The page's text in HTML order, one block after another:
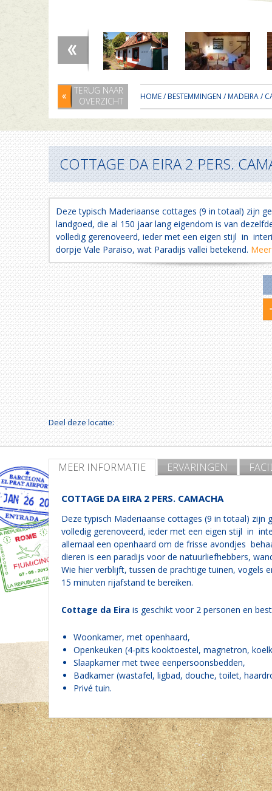
TERUG NAAR
OVERZICHT
HOME/BESTEMMINGEN /MADEIRA/
COTTAGE DA EIRA 2 PERS.
Deze typisch Maderiaanse cottages (9 in totaal) zijn
landgoed, die al 150 jaar lang eigendom is van
volledig gerenoveerd, ieder met een eigen stijl in
dorpje Vale Paraiso, wat Paradijs vallei betekend.
Deel deze locatie:
MEER INFORMATIE ERVARINGEN
COTTAGE DA EIRA 2 PERS. CAMACHA
Deze typisch Maderiaanse cottages (9 in totaal) zijn
volledig gerenoveerd, ieder met een eigen stijl in
allemaal een openhaard om de frisse avondjes
dieren is een paradijs voor de natuurliefhebbers,
Wie hier verblijft, tussen de prachtige tuinen,
15 minuten rijafstand te bereiken.
Cottage da Eira is geschikt voor 2 personen en
Woonkamer, met openhaard,
Openkeuken (4-pits kooktoestel, magnetron,
Slaapkamer met twee eenpersoonsbedden,
Badkamer (wastafel, ligbad, douche, toilet,
Privé tuin.